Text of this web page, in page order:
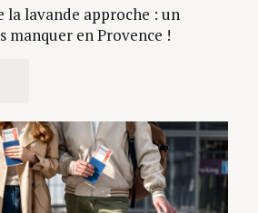
la lavande approche : un
manquer en Provence !